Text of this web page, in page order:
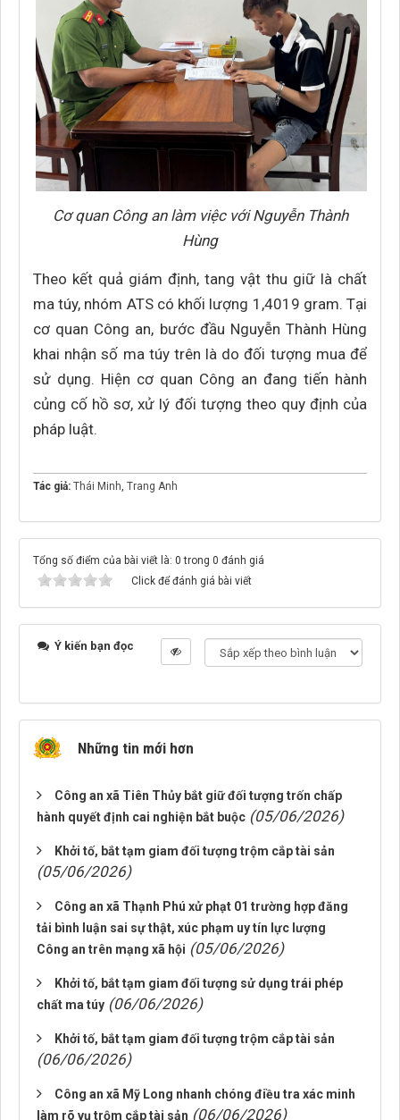
Cơ quan Công an làm việc với Nguyễn Thành
Hùng
Theo kết quả giám định, tang vật thu giữ là chất
ma túy, nhóm ATS có khối lượng 1,4019 gram. Tại
cơ quan Công an, bước đầu Nguyễn Thành Hùng
khai nhận số ma túy trên là do đối tượng mua để
sử dụng. Hiện cơ quan Công an đang tiến hành
củng cố hồ sơ, xử lý đối tượng theo quy định của
pháp luật.
Tác giả: Thái Minh, Trang Anh
Tổng số điểm của bài viết là: 0 trong 0 đánh giá
Click để đánh giá bài viết
Ý kiến bạn đọc
Những tin mới hơn
Công an xã Tiên Thủy bắt giữ đối tượng trốn chấp
hành quyết định cai nghiện bắt buộc (05/06/2026)
Khởi tố, bắt tạm giam đối tượng trộm cắp tài sản
(05/06/2026)
Công an xã Thạnh Phú xử phạt 01 trường hợp đăng
tải bình luận sai sự thật, xúc phạm uy tín lực lượng
Công an trên mạng xã hội (05/06/2026)
Khởi tố, bắt tạm giam đối tượng sử dụng trái phép
chất ma túy (06/06/2026)
Khởi tố, bắt tạm giam đối tượng trộm cắp tài sản
(06/06/2026)
Công an xã Mỹ Long nhanh chóng điều tra xác minh
làm rõ vụ trộm cắp tài sản (06/06/2026)